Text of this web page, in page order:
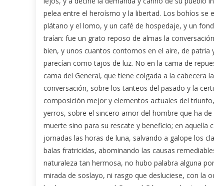
pelea entre el heroísmo y la libertad. Los bohíos se
plátano y el lomo, y un café de hospedaje, y un
traían: fue un grato reposo de almas la
bien, y unos cuantos contornos en el aire, de
parecían como tajos de luz. No en la cama de
cama del General, que tiene colgada a la cabecera
conversación, sobre los tanteos del pasado y la
composición mejor y elementos actuales del
yerros, sobre el sincero amor del hombre que ha
muerte sino para su rescate y beneficio; en aquella
jornadas las horas de luna, salvando a galope los
balas fratricidas, abominando las causas
naturaleza tan hermosa, no hubo palabra alguna
mirada de soslayo, ni rasgo que desluciese, con la